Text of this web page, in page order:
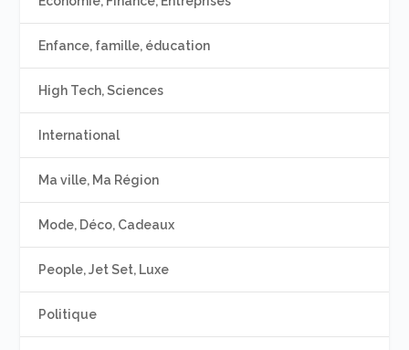
Enfance, famille, éducation
High Tech, Sciences
International
Ma ville, Ma Région
Mode, Déco, Cadeaux
People, Jet Set, Luxe
Politique